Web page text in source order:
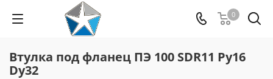
0
Втулка под фланец ПЭ 100 SDR11 Py16
Dy32